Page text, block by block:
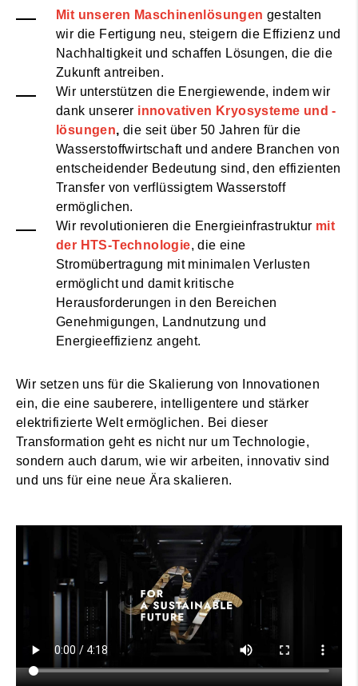
Mit unseren Maschinenlösungen gestalten
wir die Fertigung neu, steigern die Effizienz und
Nachhaltigkeit und schaffen Lösungen, die die
Zukunft antreiben.
Wir unterstützen die Energiewende, indem wir
dank unserer innovativen Kryosysteme und -
lösungen, die seit über 50 Jahren für die
Wasserstoffwirtschaft und andere Branchen von
entscheidender Bedeutung sind, den effizienten
Transfer von verflüssigtem Wasserstoff
ermöglichen.
Wir revolutionieren die Energieinfrastruktur mit
der HTS-Technologie, die eine
Stromübertragung mit minimalen Verlusten
ermöglicht und damit kritische
Herausforderungen in den Bereichen
Genehmigungen, Landnutzung und
Energieeffizienz angeht.
Wir setzen uns für die Skalierung von Innovationen
ein, die eine sauberere, intelligentere und stärker
elektrifizierte Welt ermöglichen. Bei dieser
Transformation geht es nicht nur um Technologie,
sondern auch darum, wie wir arbeiten, innovativ sind
und uns für eine neue Ära skalieren.